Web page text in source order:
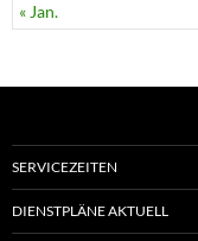
« Jan.
SERVICEZEITEN
DIENSTPLÄNE AKTUELL